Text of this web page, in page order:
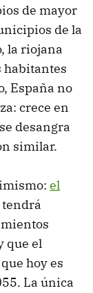
de mayor
de la
la riojana
habitantes
España no
crece en
desangra
similar.
el
tendrá
que el
hoy es
La única